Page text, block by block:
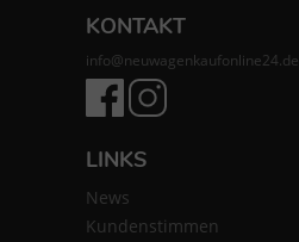
KONTAKT
info@neuwagenkaufonline24.de
LINKS
News
Kundenstimmen